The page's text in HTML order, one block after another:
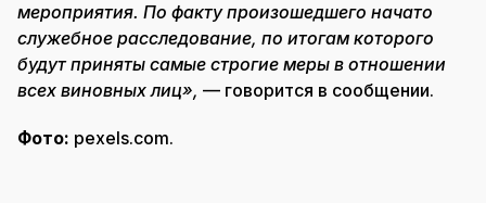
мероприятия. По факту произошедшего начато
служебное расследование, по итогам которого
будут приняты самые строгие меры в отношении
всех виновных лиц», — говорится в сообщении.
Фото: pexels.com.